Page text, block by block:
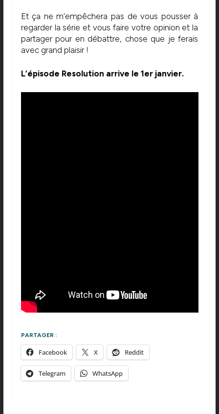
Et ça ne m’empêchera pas de vous pousser à
regarder la série et vous faire votre opinion et la
partager pour en débattre, chose que je ferais
avec grand plaisir !
L’épisode Resolution arrive le 1er janvier.
PARTAGER :
Facebook X Reddit
Telegram WhatsApp